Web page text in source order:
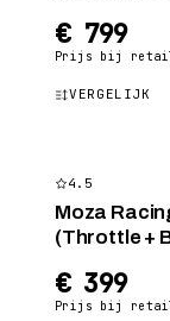
€ 799
Prijs bij
VERGELIJK
4.5
Moza
(Throttle +
€ 399
Prijs bij